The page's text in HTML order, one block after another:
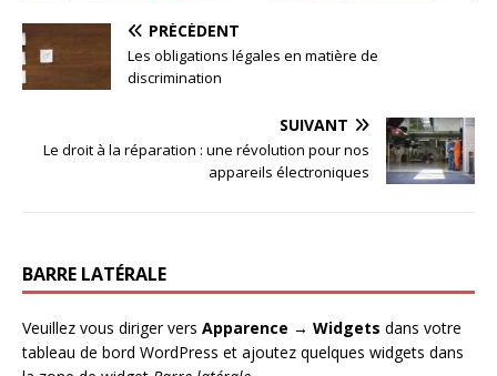
PRÉCÉDENT
Les obligations légales en matière de
discrimination
SUIVANT
Le droit à la réparation : une révolution pour nos
appareils électroniques
BARRE LATÉRALE
Veuillez vous diriger vers Apparence → Widgets dans votre
tableau de bord WordPress et ajoutez quelques widgets dans